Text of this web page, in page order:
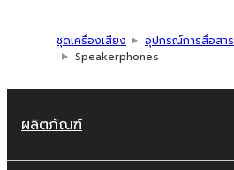
ชุดเครื่องเสียง อุปกรณ์การสื่อสาร
Speakerphones
ผลิตภัณฑ์